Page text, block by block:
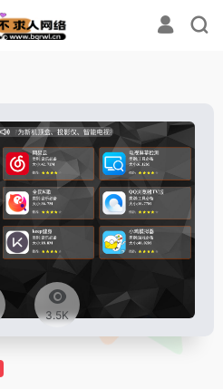
3.5K